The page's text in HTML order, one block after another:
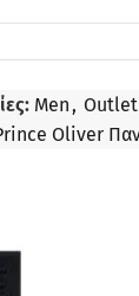
Men , Outlet
Oliver